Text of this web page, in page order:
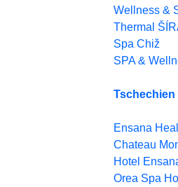
Wellness &
Thermal
Spa Chiž
SPA &
Tschechien
Ensana
Chateau
Hotel
Orea Spa